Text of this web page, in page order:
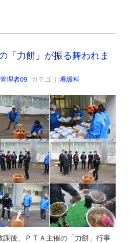
「力餅」が振る舞われま
管理者09 カテゴリ:看護科
後、ＰＴＡ主催の「力餅」行事